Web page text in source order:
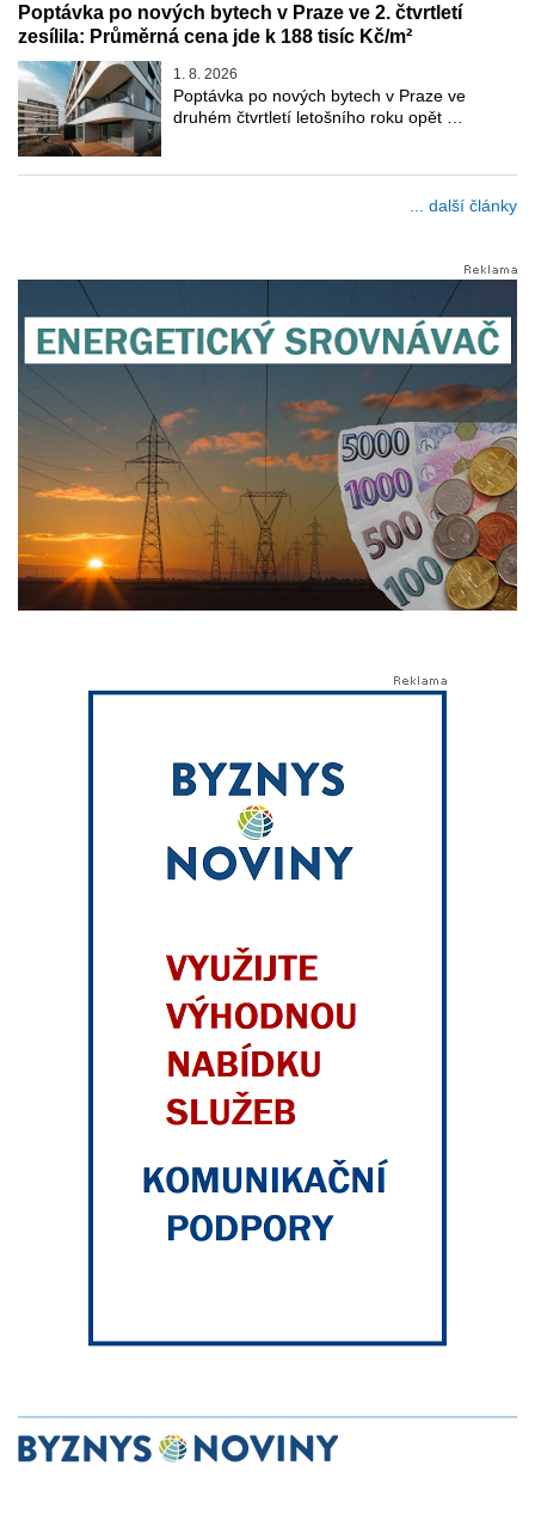
Poptávka po nových bytech v Praze ve 2. čtvrtletí
zesílila: Průměrná cena jde k 188 tisíc Kč/m²
1. 8. 2026
Poptávka po nových bytech v Praze ve
druhém čtvrtletí letošního roku opět …
... další články